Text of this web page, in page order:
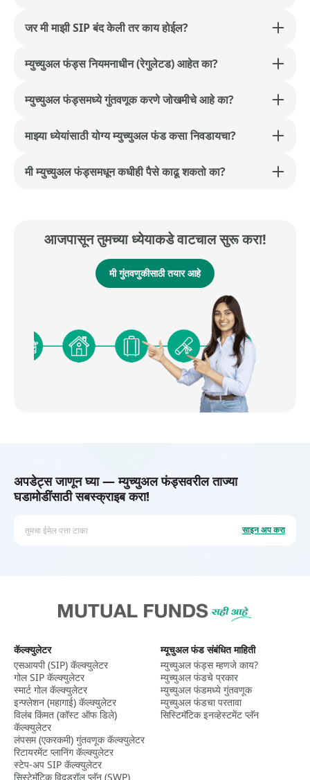
जर मी माझी SIP बंद केली तर काय होईल?
म्युच्युअल फंड्स नियमनाधीन (रेगुलेटड) आहेत का?
म्युच्युअल फंड्समध्ये गुंतवणूक करणे जोखमीचे आहे का?
माझ्या ध्येयांसाठी योग्य म्युच्युअल फंड कसा निवडायचा?
मी म्युच्युअल फंड्समधून कधीही पैसे काढू शकतो का?
आजपासून तुमच्या ध्येयाकडे वाटचाल सुरू करा!
मी गुंतवणुकीसाठी तयार आहे
अपडेट्स जाणून घ्या — म्युच्युअल फंड्सवरील ताज्या
घडामोडींसाठी सबस्क्राइब करा!
तुमचा ईमेल पत्ता टाका साइन अप करा
कॅल्क्युलेटर
एसआयपी (SIP) कॅल्क्युलेटर
गोल SIP कॅल्क्युलेटर
स्मार्ट गोल कॅल्क्युलेटर
इन्फ्लेशन (महागाई) कॅल्क्युलेटर
विलंब किंमत (कॉस्ट ऑफ डिले)
कॅल्क्युलेटर
लंपसम (एकरकमी) गुंतवणूक कॅल्क्युलेटर
रिटायरमेंट प्लानिंग कॅल्क्युलेटर
स्टेप-अप SIP कॅल्क्युलेटर
सिस्टेमॅटिक विदड्रॉल प्लॅन (SWP)
म्यूचुअल फंड संबंधित माहिती
म्युच्युअल फंड्स म्हणजे काय?
म्युच्युअल फंडचे प्रकार
म्युच्युअल फंडमध्ये गुंतवणूक
म्युच्युअल फंडचा परतावा
सिस्टिमॅटिक इनव्हेस्टमेंट प्लॅन